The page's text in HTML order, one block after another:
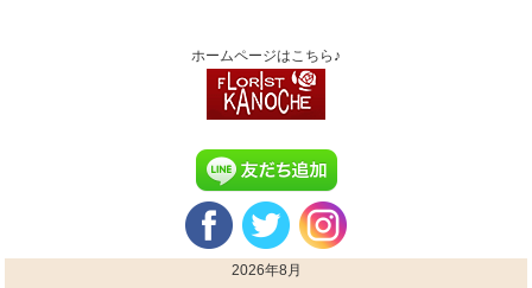
ホームページはこちら♪
2026年8月